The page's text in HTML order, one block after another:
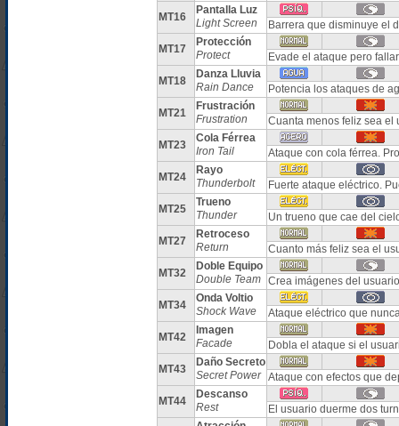
MT16
Pantalla Luz
Light Screen
Barrera que disminuye el
MT17
Protección
Protect
Evade el ataque pero
MT18
Danza Lluvia
Rain Dance
Potencia los ataques de
MT21
Frustración
Frustration
Cuanta menos feliz sea el
MT23
Cola Férrea
Iron Tail
Ataque con cola férrea.
MT24
Rayo
Thunderbolt
Fuerte ataque eléctrico.
MT25
Trueno
Thunder
Un trueno que cae del
MT27
Retroceso
Return
Cuanto más feliz sea el
MT32
Doble Equipo
Double Team
Crea imágenes del
MT34
Onda Voltio
Shock Wave
Ataque eléctrico que
MT42
Imagen
Facade
Dobla el ataque si el
MT43
Daño Secreto
Secret Power
Ataque con efectos que
MT44
Descanso
Rest
El usuario duerme dos